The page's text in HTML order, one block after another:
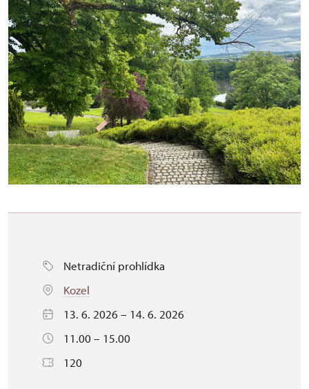
Netradiční prohlídka
Kozel
13. 6. 2026 – 14. 6. 2026
11.00 – 15.00
120